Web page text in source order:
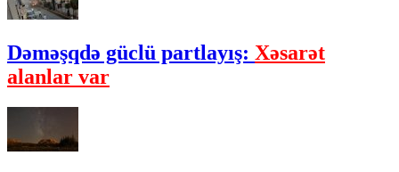
Dəməşqdə güclü partlayış: Xəsarət
alanlar var